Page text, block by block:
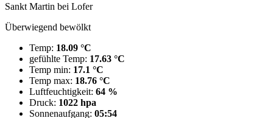
Sankt Martin bei Lofer
Überwiegend bewölkt
Temp: 18.09 °C
gefühlte Temp: 17.63 °C
Temp min: 17.1 °C
Temp max: 18.76 °C
Luftfeuchtigkeit: 64 %
Druck: 1022 hpa
Sonnenaufgang: 05:54